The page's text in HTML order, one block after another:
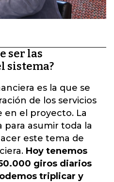
ser las
sistema?
es la que se
de los servicios
en el proyecto. La
para asumir toda la
este tema de
Hoy tenemos
giros diarios
triplicar y